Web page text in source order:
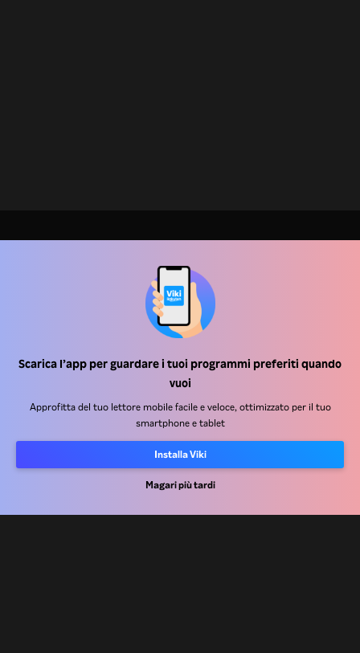
Scarica l’app per guardare i tuoi programmi preferiti quando
vuoi
Approfitta del tuo lettore mobile facile e veloce, ottimizzato per il tuo
smartphone e tablet
Installa Viki
Magari più tardi
Centro assistenza